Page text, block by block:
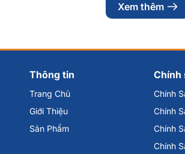
Xem thêm
Thông tin
Trang Chủ
Giới Thiệu
Sản Phẩm
Chính
Chính
Chính
Chính
Chính